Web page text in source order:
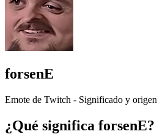
forsenE
Emote de Twitch - Significado y origen
¿Qué significa forsenE?